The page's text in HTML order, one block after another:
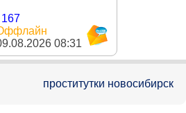
167
08:31
проститутки новосибирск